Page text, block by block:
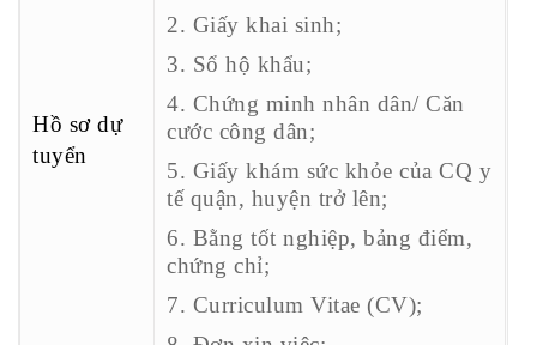
Hồ sơ dự
tuyển
2. Giấy khai sinh;
3. Sổ hộ khẩu;
4. Chứng minh nhân dân/ Căn
cước công dân;
5. Giấy khám sức khỏe của CQ y
tế quận, huyện trở lên;
6. Bằng tốt nghiệp, bảng điểm,
chứng chỉ;
7. Curriculum Vitae (CV);